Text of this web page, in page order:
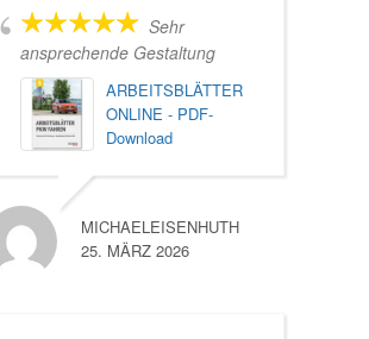
Sehr
ansprechende Gestaltung
ARBEITSBLÄTTER
ONLINE - PDF-
Download
MICHAELEISENHUTH
25. MÄRZ 2026